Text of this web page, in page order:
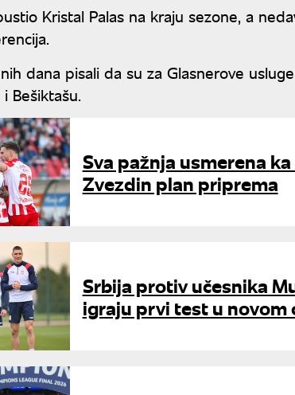
Kristal Palas na kraju sezone, a
dana pisali da su za Glasnerove
Bešiktašu.
Sva pažnja usmerena
Zvezdin plan priprema
Srbija protiv učesnika
igraju prvi test u novom